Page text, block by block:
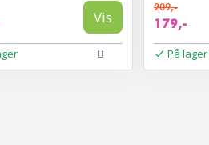
Vis
209,-
179,-
På lager